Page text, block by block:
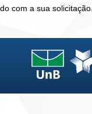
com a sua solicitação.